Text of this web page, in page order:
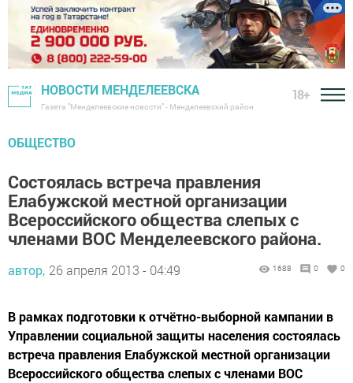
НОВОСТИ МЕНДЕЛЕЕВСКА
Газета "Менделеевские новости" - Менделеевский район
18+
ОБЩЕСТВО
Состоялась встреча правления
Елабужской местной организации
Всероссийского общества слепых с
членами ВОС Менделеевского района.
автор, 26 апреля 2013 - 04:49 1688 0 0
В рамках подготовки к отчётно-выборной кампании в
Управлении социальной защиты населения состоялась
встреча правления Елабужской местной организации
Всероссийского общества слепых с членами ВОС